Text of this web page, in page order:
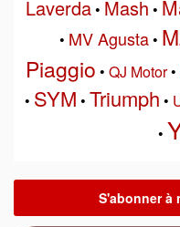
Laverda• Mash •
• MV Agusta•
Piaggio • QJ Motor•
• SYM • Triumph •
•